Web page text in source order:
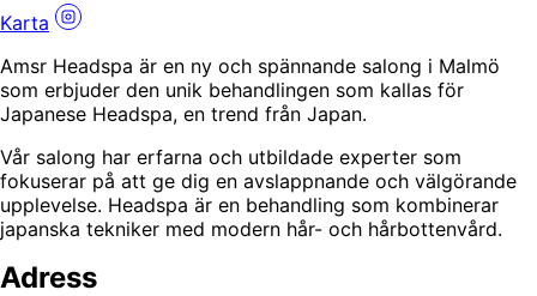
Karta
Amsr Headspa är en ny och spännande salong i Malmö
som erbjuder den unik behandlingen som kallas för
Japanese Headspa, en trend från Japan.
Vår salong har erfarna och utbildade experter som
fokuserar på att ge dig en avslappnande och välgörande
upplevelse. Headspa är en behandling som kombinerar
japanska tekniker med modern hår- och hårbottenvård.
Adress